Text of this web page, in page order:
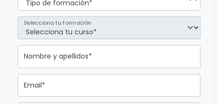
Selecciona tu formación
Nombre y apellidos*
Email*